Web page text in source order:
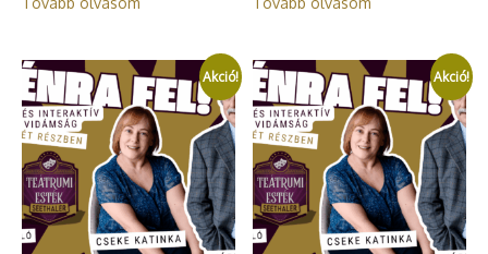
Akció! Akció!